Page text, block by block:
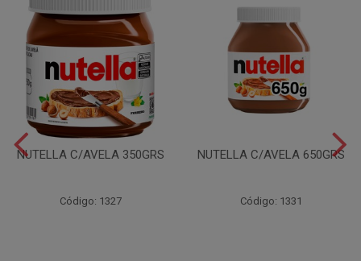
NUTELLA C/AVELA 350GRS
Código: 1327
NUTELLA C/AVELA 650GRS
Código: 1331